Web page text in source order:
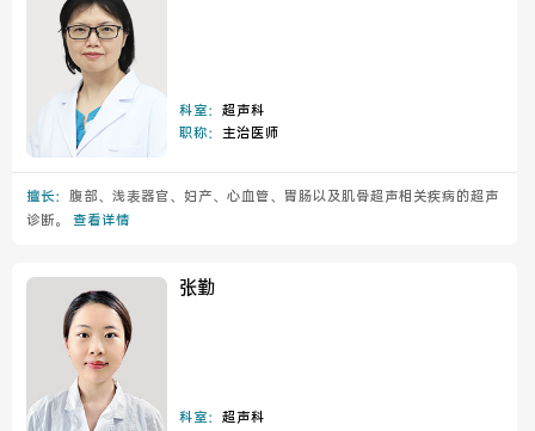
科室：超声科
职称： 主治医师
擅长： 腹部、浅表器官、妇产、心血管、胃肠以及肌骨超声相关疾病的超声
诊断。 查看详情
张勤
科室：超声科